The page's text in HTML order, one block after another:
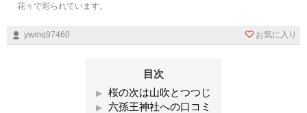
花々で彩られています。
ywmq97460 お気に入り
目次
桜の次は山吹とつつじ
六孫王神社への口コミ